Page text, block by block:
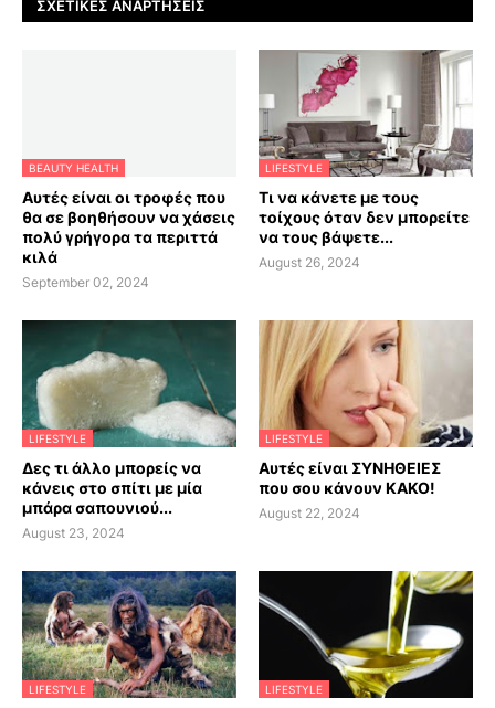
ΣΧΕΤΙΚΈΣ ΑΝΑΡΤΉΣΕΙΣ
BEAUTY HEALTH
Αυτές είναι οι τροφές που
θα σε βοηθήσουν να χάσεις
πολύ γρήγορα τα περιττά
κιλά
September 02, 2024
LIFESTYLE
Τι να κάνετε με τους
τοίχους όταν δεν μπορείτε
να τους βάψετε...
August 26, 2024
LIFESTYLE
Δες τι άλλο μπορείς να
κάνεις στο σπίτι με μία
μπάρα σαπουνιού...
August 23, 2024
LIFESTYLE
Αυτές είναι ΣΥΝΗΘΕΙΕΣ
που σου κάνουν ΚΑΚΟ!
August 22, 2024
LIFESTYLE LIFESTYLE